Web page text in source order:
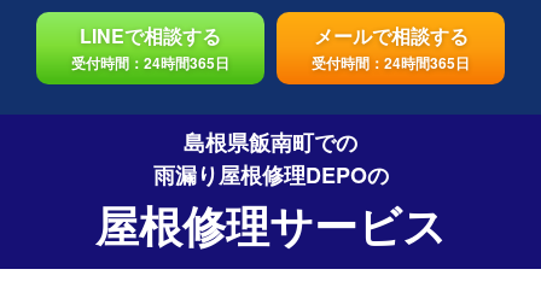
LINEで相談する
受付時間：24時間365日
メールで相談する
受付時間：24時間365日
島根県飯南町での
雨漏り屋根修理DEPOの
屋根修理サービス